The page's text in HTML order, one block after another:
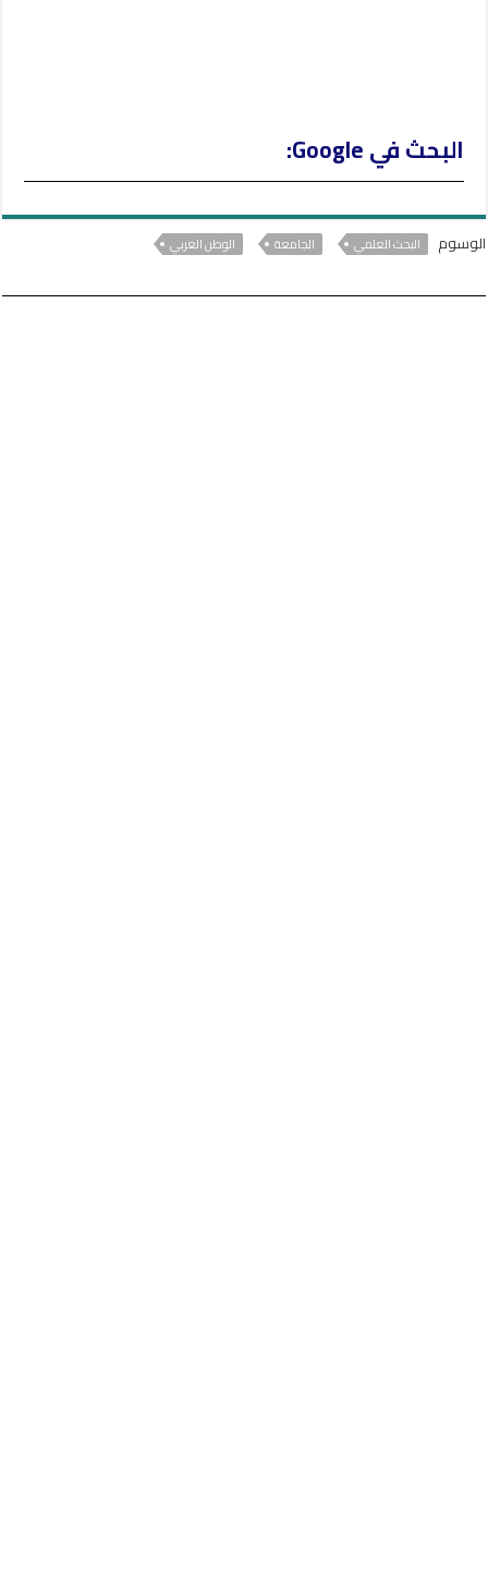
البحث في Google:
الوسوم البحث العلمي الجامعة الوطن العربي